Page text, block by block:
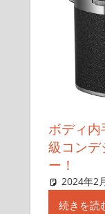
ボディ
級コンデ
ー！
2024年2
続きを読